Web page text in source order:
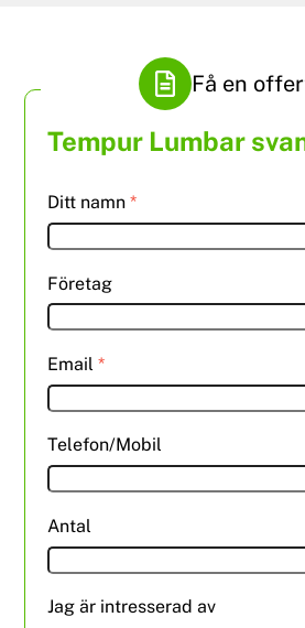
Få en
Tempur Lumbar
Ditt namn*
Företag
Email*
Telefon/Mobil
Antal
Jag är intresserad av